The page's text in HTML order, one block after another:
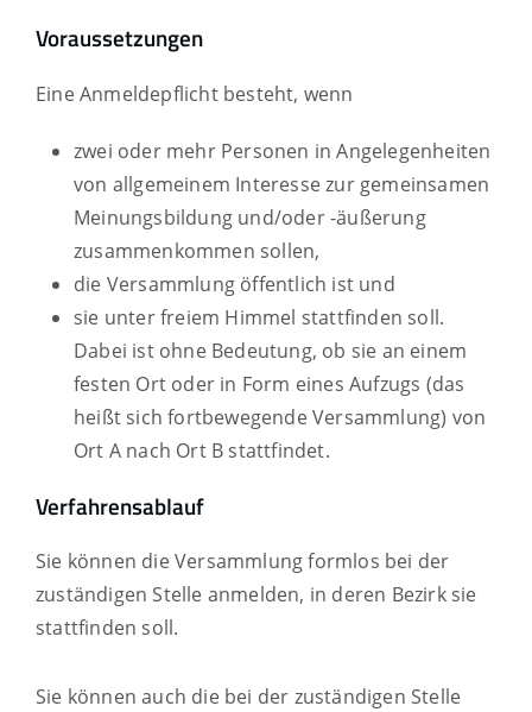
Voraussetzungen
Eine Anmeldepflicht besteht, wenn
zwei oder mehr Personen in Angelegenheiten
von allgemeinem Interesse zur gemeinsamen
Meinungsbildung und/oder -äußerung
zusammenkommen sollen,
die Versammlung öffentlich ist und
sie unter freiem Himmel stattfinden soll.
Dabei ist ohne Bedeutung, ob sie an einem
festen Ort oder in Form eines Aufzugs (das
heißt sich fortbewegende Versammlung) von
Ort A nach Ort B stattfindet.
Verfahrensablauf
Sie können die Versammlung formlos bei der
zuständigen Stelle anmelden, in deren Bezirk sie
stattfinden soll.
Sie können auch die bei der zuständigen Stelle